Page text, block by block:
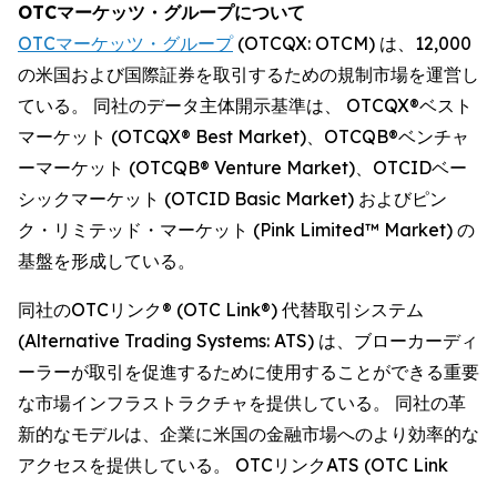
OTCマーケッツ・グループについて
OTCマーケッツ・グループ(OTCQX: OTCM) は、12,000
の米国および国際証券を取引するための規制市場を運営し
ている。 同社のデータ主体開示基準は、 OTCQX®ベスト
マーケット (OTCQX® Best Market)、OTCQB®ベンチャ
ーマーケット (OTCQB® Venture Market)、OTCIDベー
シックマーケット (OTCID Basic Market) およびピン
ク・リミテッド・マーケット (Pink Limited™ Market) の
基盤を形成している。
同社のOTCリンク® (OTC Link®) 代替取引システム
(Alternative Trading Systems: ATS) は、ブローカーディ
ーラーが取引を促進するために使用することができる重要
な市場インフラストラクチャを提供している。 同社の革
新的なモデルは、企業に米国の金融市場へのより効率的な
アクセスを提供している。 OTCリンクATS (OTC Link